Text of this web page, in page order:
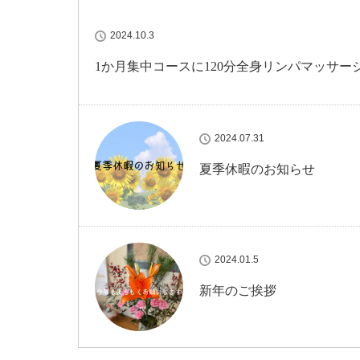
2024.10.3
1か月集中コースに120分全身リンパマッサー
2024.07.31
夏季休暇のお知らせ
2024.01.5
新年のご挨拶